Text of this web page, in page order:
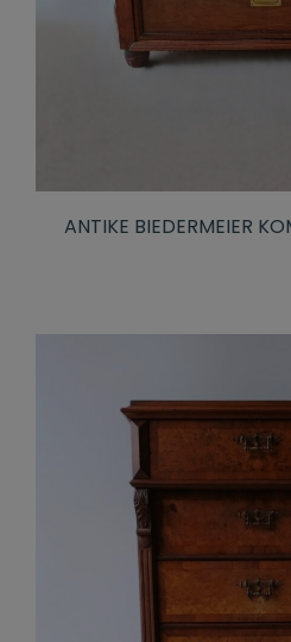
ANTIKE BIEDERMEIER